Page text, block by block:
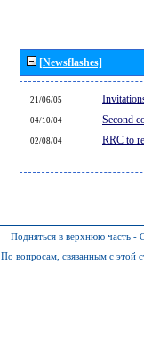
[Newsflashes]
21/06/05
04/10/04 Second
02/08/04 RRC to
Подняться в верхнюю часть -
По вопросам, связанным с этой